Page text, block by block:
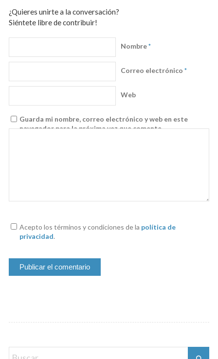
¿Quieres unirte a la conversación?
Siéntete libre de contribuir!
Nombre*
Correo electrónico *
Web
Guarda mi nombre, correo electrónico y web en este
navegador para la próxima vez que comente.
Acepto los términos y condiciones de la política de
privacidad.